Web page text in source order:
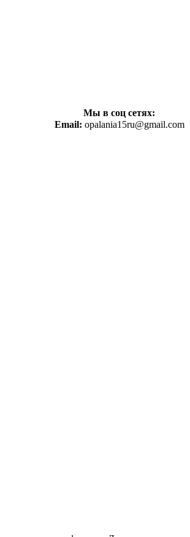
Мы в соц сетях:
Email: opalania15ru@gmail.com